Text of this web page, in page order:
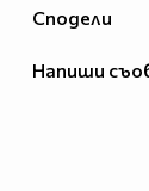
Сподели
Напиши